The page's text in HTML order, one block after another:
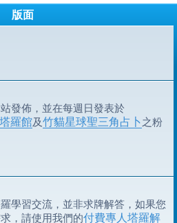
版面
發佈，並在每週日發表於
羅館及竹貓星球聖三角占卜之粉
學習交流，並非求牌解答，如果您
，請使用我們的付費專人塔羅解